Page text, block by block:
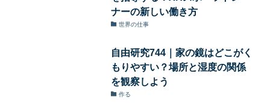
ナーの新しい働き方
世界の仕事
自由研究744｜家の鏡はどこがく
もりやすい？場所と湿度の関係
を観察しよう
作る